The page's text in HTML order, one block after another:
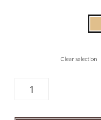
Clear selection
manici